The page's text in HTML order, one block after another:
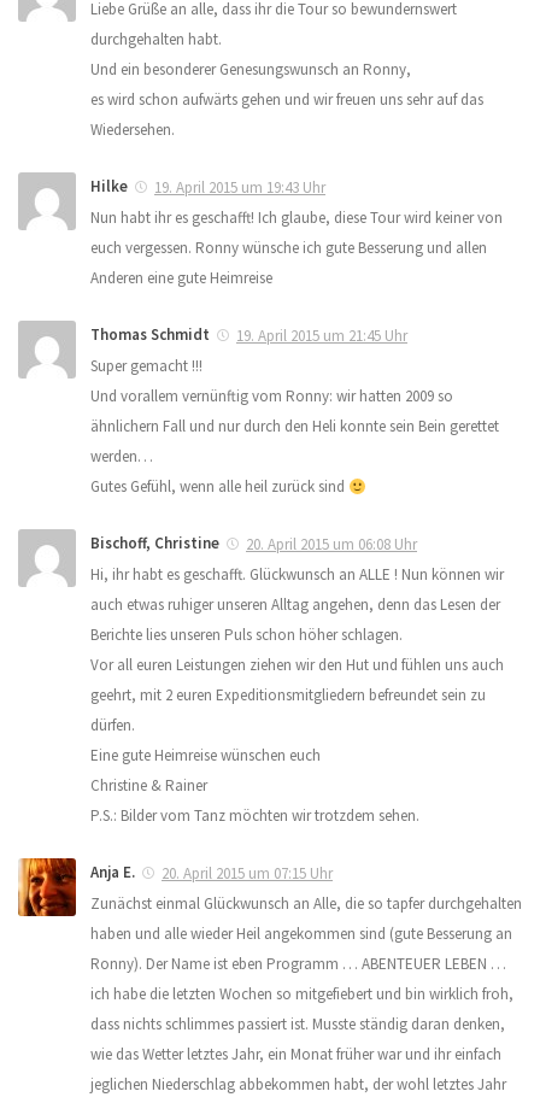
Liebe Grüße an alle, dass ihr die Tour so bewundernswert
durchgehalten habt.
Und ein besonderer Genesungswunsch an Ronny,
es wird schon aufwärts gehen und wir freuen uns sehr auf das
Wiedersehen.
Hilke
19. April 2015 um 19:43 Uhr
Nun habt ihr es geschafft! Ich glaube, diese Tour wird keiner von
euch vergessen. Ronny wünsche ich gute Besserung und allen
Anderen eine gute Heimreise
Thomas Schmidt
19. April 2015 um 21:45 Uhr
Super gemacht !!!
Und vorallem vernünftig vom Ronny: wir hatten 2009 so
ähnlichern Fall und nur durch den Heli konnte sein Bein gerettet
werden…
Gutes Gefühl, wenn alle heil zurück sind
Bischoff, Christine
20. April 2015 um 06:08 Uhr
Hi, ihr habt es geschafft. Glückwunsch an ALLE ! Nun können wir
auch etwas ruhiger unseren Alltag angehen, denn das Lesen der
Berichte lies unseren Puls schon höher schlagen.
Vor all euren Leistungen ziehen wir den Hut und fühlen uns auch
geehrt, mit 2 euren Expeditionsmitgliedern befreundet sein zu
dürfen.
Eine gute Heimreise wünschen euch
Christine & Rainer
P.S.: Bilder vom Tanz möchten wir trotzdem sehen.
Anja E.
20. April 2015 um 07:15 Uhr
Zunächst einmal Glückwunsch an Alle, die so tapfer durchgehalten
haben und alle wieder Heil angekommen sind (gute Besserung an
Ronny). Der Name ist eben Programm … ABENTEUER LEBEN …
ich habe die letzten Wochen so mitgefiebert und bin wirklich froh,
dass nichts schlimmes passiert ist. Musste ständig daran denken,
wie das Wetter letztes Jahr, ein Monat früher war und ihr einfach
jeglichen Niederschlag abbekommen habt, der wohl letztes Jahr